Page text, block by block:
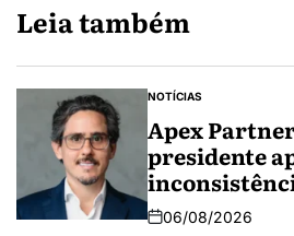
Leia também
NOTÍCIAS
Apex
presidente
06/08/2026